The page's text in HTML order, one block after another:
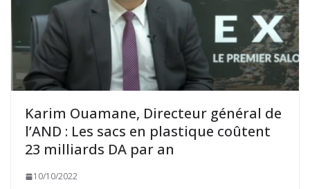
Karim Ouamane, Directeur général de
l’AND : Les sacs en plastique coûtent
23 milliards DA par an
10/10/2022